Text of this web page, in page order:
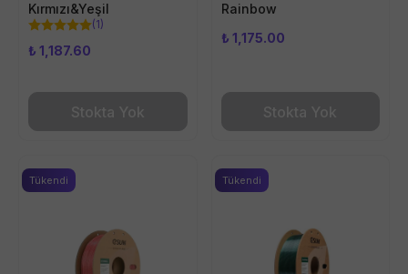
Kırmızı&Yeşil
(1)
₺ 1,187.60
Stokta Yok
Rainbow
₺ 1,175.00
Stokta Yok
Tükendi Tükendi